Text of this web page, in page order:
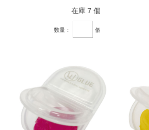
在庫 7 個
数量： 個